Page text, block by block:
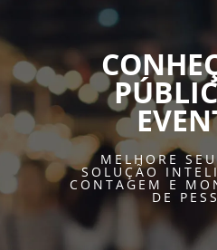
MELHORE
SOLUÇÃO
CONTAGEM E
DE